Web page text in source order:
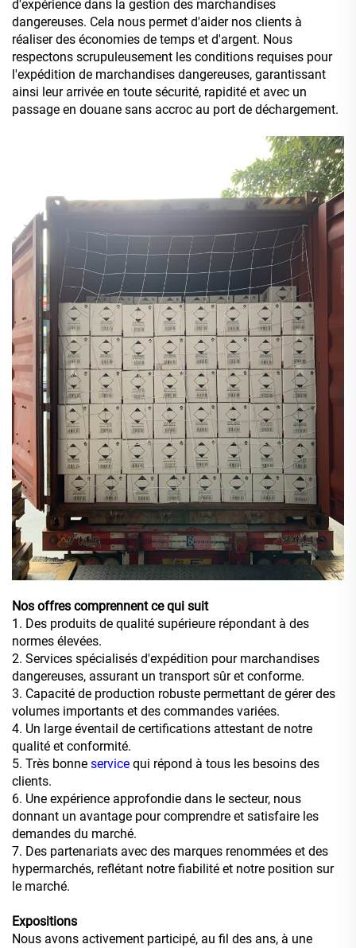
d'expérience dans la gestion des marchandises
dangereuses. Cela nous permet d'aider nos clients à
réaliser des économies de temps et d'argent. Nous
respectons scrupuleusement les conditions requises pour
l'expédition de marchandises dangereuses, garantissant
ainsi leur arrivée en toute sécurité, rapidité et avec un
passage en douane sans accroc au port de déchargement.
Nos offres comprennent ce qui suit
1. Des produits de qualité supérieure répondant à des
normes élevées.
2. Services spécialisés d'expédition pour marchandises
dangereuses, assurant un transport sûr et conforme.
3. Capacité de production robuste permettant de gérer des
volumes importants et des commandes variées.
4. Un large éventail de certifications attestant de notre
qualité et conformité.
5. Très bonne service qui répond à tous les besoins des
clients.
6. Une expérience approfondie dans le secteur, nous
donnant un avantage pour comprendre et satisfaire les
demandes du marché.
7. Des partenariats avec des marques renommées et des
hypermarchés, reflétant notre fiabilité et notre position sur
le marché.
Expositions
Nous avons activement participé, au fil des ans, à une